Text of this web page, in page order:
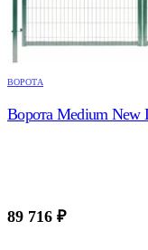
ВОРОТА
Ворота Medium New
89 716 ₽